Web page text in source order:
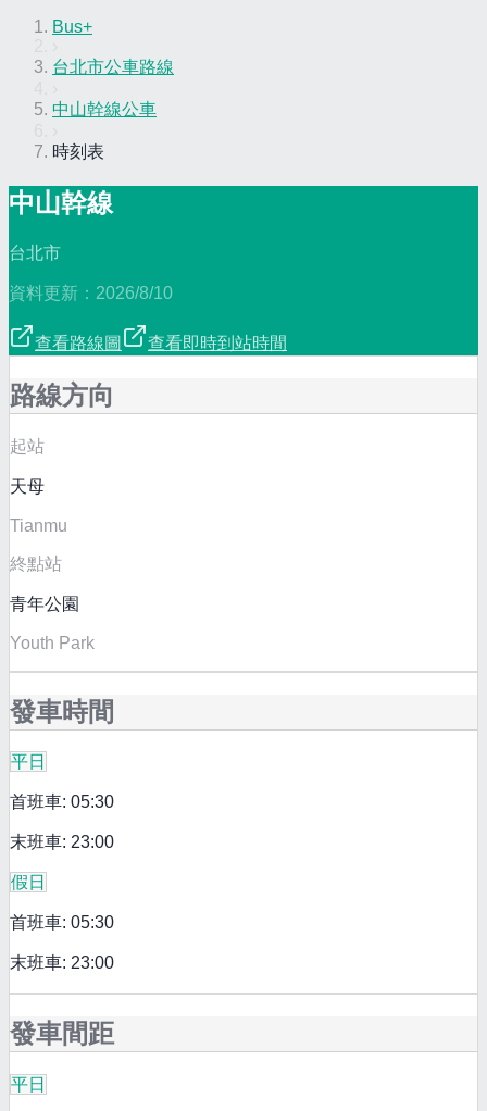
Bus+
台北市公車路線
中山幹線公車
時刻表
中山幹線
台北市
資料更新： 2026/8/10
查看路線圖 查看即時到站時間
路線方向
起站
天母
Tianmu
終點站
青年公園
Youth Park
發車時間
平日
首班車: 05:30
末班車: 23:00
假日
首班車: 05:30
末班車: 23:00
發車間距
平日